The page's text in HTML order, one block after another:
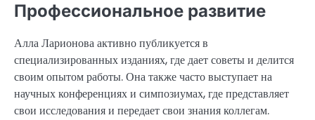
Профессиональное развитие
Алла Ларионова активно публикуется в
специализированных изданиях, где дает советы и делится
своим опытом работы. Она также часто выступает на
научных конференциях и симпозиумах, где представляет
свои исследования и передает свои знания коллегам.